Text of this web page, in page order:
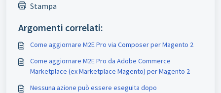
Stampa
Argomenti correlati:
Come aggiornare M2E Pro via Composer per Magento 2
Come aggiornare M2E Pro da Adobe Commerce
Marketplace (ex Marketplace Magento) per Magento 2
Nessuna azione può essere eseguita dopo